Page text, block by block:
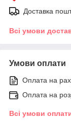
Доставка
Всі умови
Умови оплати
Оплата на
Оплата на
Всі умови